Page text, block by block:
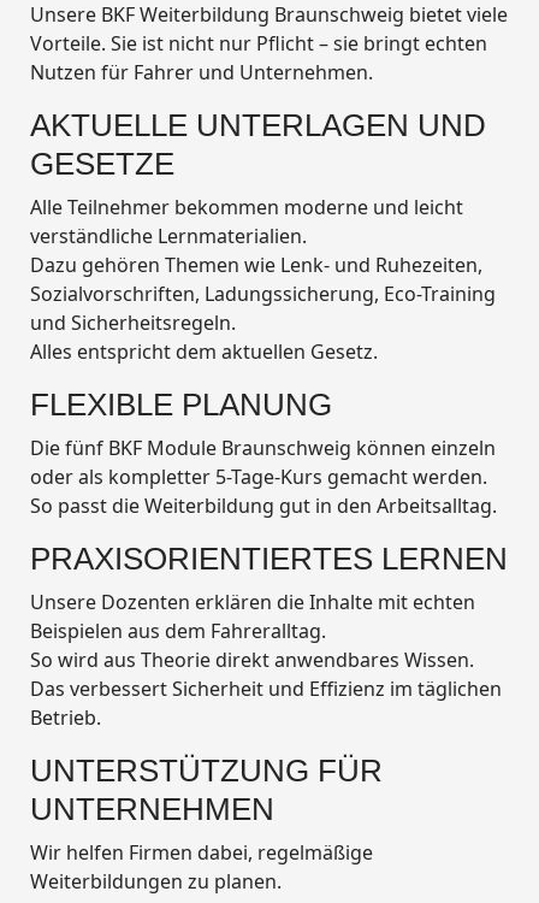
Unsere BKF Weiterbildung Braunschweig bietet viele
Vorteile. Sie ist nicht nur Pflicht – sie bringt echten
Nutzen für Fahrer und Unternehmen.
AKTUELLE UNTERLAGEN UND
GESETZE
Alle Teilnehmer bekommen moderne und leicht
verständliche Lernmaterialien.
Dazu gehören Themen wie Lenk- und Ruhezeiten,
Sozialvorschriften, Ladungssicherung, Eco-Training
und Sicherheitsregeln.
Alles entspricht dem aktuellen Gesetz.
FLEXIBLE PLANUNG
Die fünf BKF Module Braunschweig können einzeln
oder als kompletter 5-Tage-Kurs gemacht werden.
So passt die Weiterbildung gut in den Arbeitsalltag.
PRAXISORIENTIERTES LERNEN
Unsere Dozenten erklären die Inhalte mit echten
Beispielen aus dem Fahreralltag.
So wird aus Theorie direkt anwendbares Wissen.
Das verbessert Sicherheit und Effizienz im täglichen
Betrieb.
UNTERSTÜTZUNG FÜR
UNTERNEHMEN
Wir helfen Firmen dabei, regelmäßige
Weiterbildungen zu planen.